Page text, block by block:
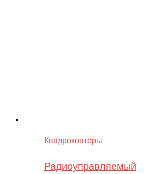
Квадрокоптеры
Радиоуправляемый